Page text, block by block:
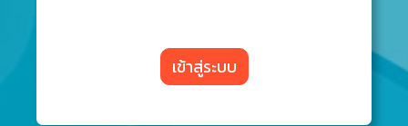
เข้าสู่ระบบ